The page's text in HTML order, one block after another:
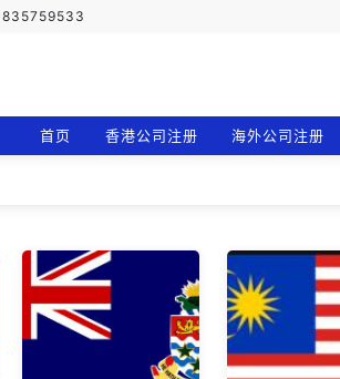
首页 香港公司注册 海外公司注册